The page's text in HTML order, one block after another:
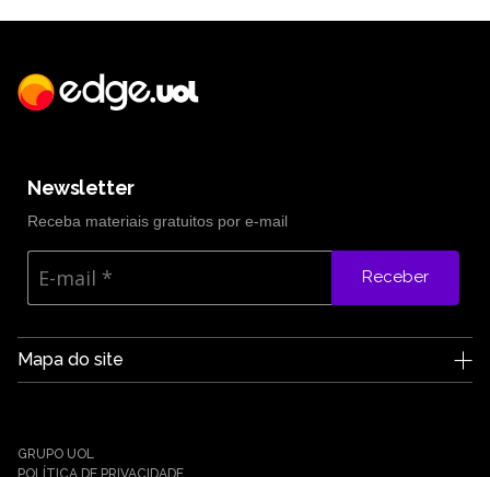
Newsletter
Receba materiais gratuitos por e-mail
Receber
Mapa do site
Notícias
GRUPO UOL
POLÍTICA DE PRIVACIDADE